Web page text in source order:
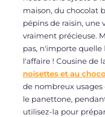
maison, du chocolat
pépins de raisin, une
vraiment précieuse.
pas, n'importe
l'affaire ! Cousine de
noisettes et au
de nombreux usages
le panettone,
utilisez-la pour